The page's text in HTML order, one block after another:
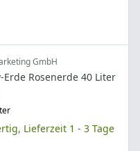
GmbH
Erde Rosenerde 40 Liter
Lieferzeit 1 - 3 Tage